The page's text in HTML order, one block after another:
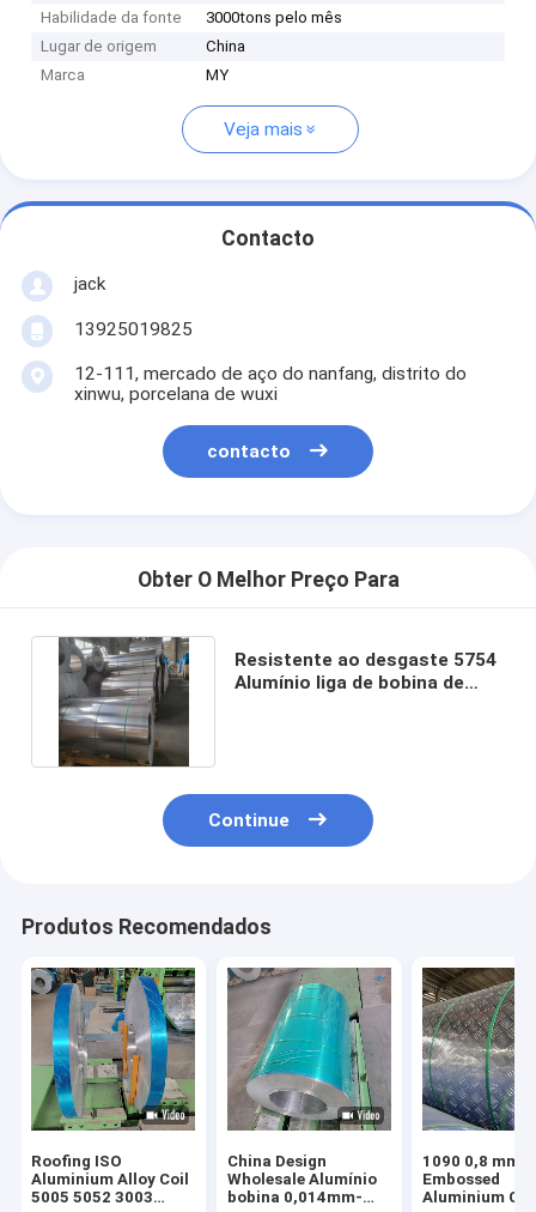
Habilidade da fonte
3000tons pelo mês
Lugar de origem
China
Marca
MY
Veja mais
Contacto
jack
13925019825
12-111, mercado de aço do nanfang, distrito do
xinwu, porcelana de wuxi
contacto
Obter O Melhor Preço Para
Resistente ao desgaste 5754
Alumínio liga de bobina de
Continue
Produtos Recomendados
Roofing ISO
Aluminium Alloy Coil
5005 5052 3003
China Design
Wholesale Alumínio
bobina 0,014mm-
1090 0,8 mm
Embossed
Aluminium